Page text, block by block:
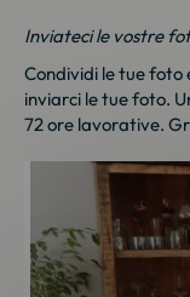
Natura
Nero Zen
Nola
Oslo
Silvicoltura
Inviateci le vostre
Condividi le tue foto
inviarci le tue foto.
72 ore lavorative.